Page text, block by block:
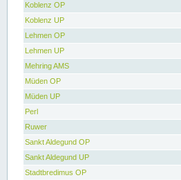
Koblenz OP
Koblenz UP
Lehmen OP
Lehmen UP
Mehring AMS
Müden OP
Müden UP
Perl
Ruwer
Sankt Aldegund OP
Sankt Aldegund UP
Stadtbredimus OP